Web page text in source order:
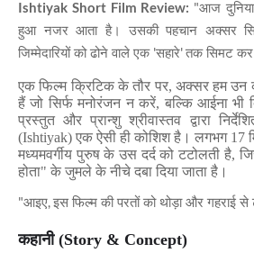
Ishtiyak Short Film Review: "आज
हुआ नजर आता है। उसकी पहचान अक्सर
जिम्मेदारियों को ढोने वाले एक 'सहारे'तक सिमट
एक फिल्म क्रिटिक के तौर पर, अक्सर हम उन
हैं जो सिर्फ मनोरंजन न करें, बल्कि आईना भी
प्रस्तुत और प्रान्शु श्रीवास्तव द्वारा
(Ishtiyak) एक ऐसी ही कोशिश है। लगभग 17
मध्यमवर्गीय पुरुष के उस दर्द को टटोलती है,
होता" के जुमले के नीचे दबा दिया जाता है।
"आइए,इस फिल्म की परतों को थोड़ा और गहराई
कहानी (Story & Concept)